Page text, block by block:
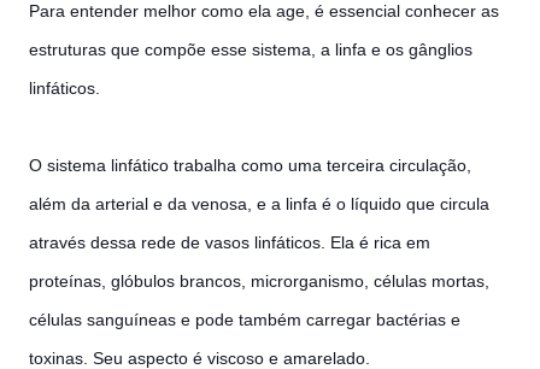
Para entender melhor como ela age, é essencial conhecer as
estruturas que compõe esse sistema, a linfa e os gânglios
linfáticos.
O sistema linfático trabalha como uma terceira circulação,
além da arterial e da venosa, e a linfa é o líquido que circula
através dessa rede de vasos linfáticos. Ela é rica em
proteínas, glóbulos brancos, microrganismo, células mortas,
células sanguíneas e pode também carregar bactérias e
toxinas. Seu aspecto é viscoso e amarelado.